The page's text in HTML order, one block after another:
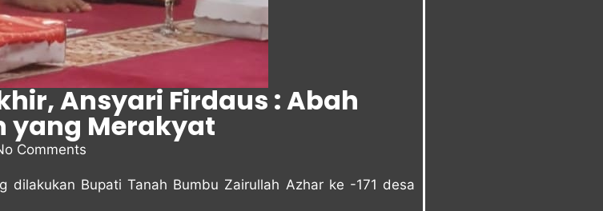
Ansyari Firdaus : Abah
yang Merakyat
Comments
Bupati Tanah Bumbu Zairullah Azhar ke -171 desa